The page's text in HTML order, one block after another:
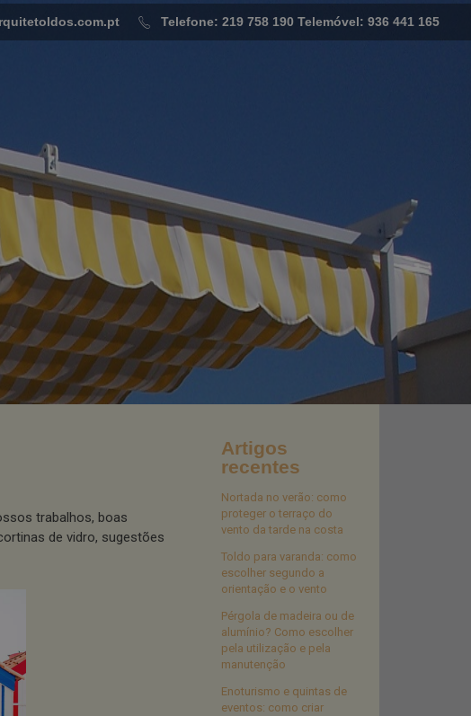
Telefone: 219 758 190 Telemóvel: 936 441 165
trabalhos, boas
de vidro, sugestões
Artigos
recentes
Nortada no verão: como
proteger o terraço do
vento da tarde na costa
Toldo para varanda: como
escolher segundo a
orientação e o vento
Pérgola de madeira ou de
alumínio? Como escolher
pela utilização e pela
manutenção
Enoturismo e quintas de
eventos: como criar